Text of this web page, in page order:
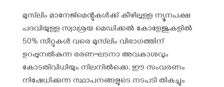
മുസ്‌ലിം മാനേജ്‌മെന്റുകൾക്ക് കീഴിലുള്ള ന്യൂനപക്ഷ
പദവിയുള്ള സ്വാശ്രയ മെഡിക്കൽ കോളേജുകളിൽ
50% സീറ്റുകൾ വരെ മുസ്‌ലിം വിഭാഗത്തിന്
ഉറപ്പുനൽകുന്ന ഭരണഘടനാ അവകാശവും
കോടതിവിധിയും നിലനിൽക്കെ, ഈ സംവരണം
നിഷേധിക്കുന്ന സ്ഥാപനങ്ങളുടെ നടപടി തികച്ചും